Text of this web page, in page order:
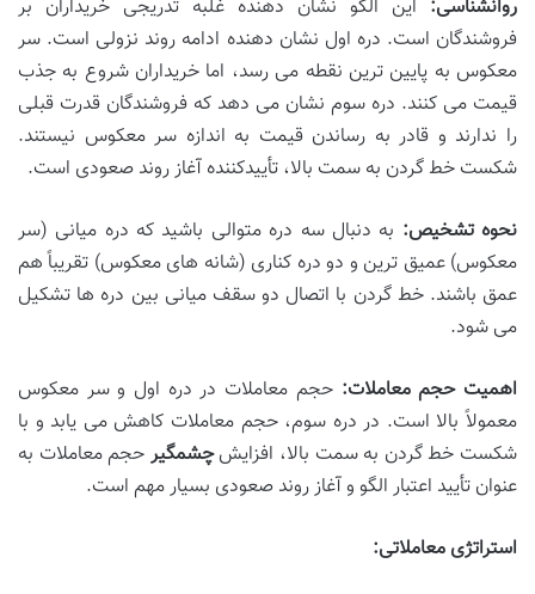
روانشناسی: این الگو نشان دهنده غلبه تدریجی خریداران بر
فروشندگان است. دره اول نشان دهنده ادامه روند نزولی است. سر
معکوس به پایین ترین نقطه می رسد، اما خریداران شروع به جذب
قیمت می کنند. دره سوم نشان می دهد که فروشندگان قدرت قبلی
را ندارند و قادر به رساندن قیمت به اندازه سر معکوس نیستند.
شکست خط گردن به سمت بالا، تأییدکننده آغاز روند صعودی است.
نحوه تشخیص: به دنبال سه دره متوالی باشید که دره میانی (سر
معکوس) عمیق ترین و دو دره کناری (شانه های معکوس) تقریباً هم
عمق باشند. خط گردن با اتصال دو سقف میانی بین دره ها تشکیل
می شود.
اهمیت حجم معاملات: حجم معاملات در دره اول و سر معکوس
معمولاً بالا است. در دره سوم، حجم معاملات کاهش می یابد و با
شکست خط گردن به سمت بالا، افزایشچشمگیر حجم معاملات به
عنوان تأیید اعتبار الگو و آغاز روند صعودی بسیار مهم است.
استراتژی معاملاتی: